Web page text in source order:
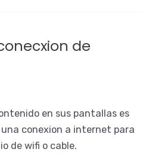
de
en sus pantallas es
conexion a internet para
de wifi o cable.